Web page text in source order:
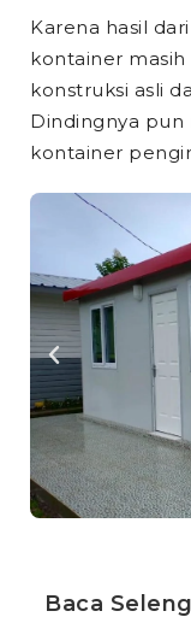
Karena hasil
kontainer
konstruksi asli
Dindingnya pun
kontainer
Baca